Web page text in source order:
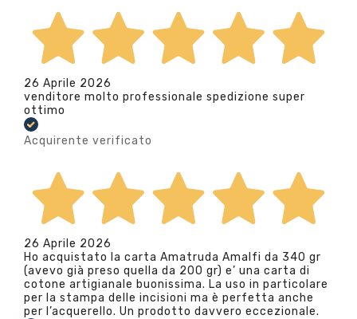
26 Aprile 2026
venditore molto professionale spedizione super
ottimo
Acquirente verificato
26 Aprile 2026
Ho acquistato la carta Amatruda Amalfi da 340 gr
(avevo già preso quella da 200 gr) e’ una carta di
cotone artigianale buonissima. La uso in particolare
per la stampa delle incisioni ma è perfetta anche
per l’acquerello. Un prodotto davvero eccezionale.